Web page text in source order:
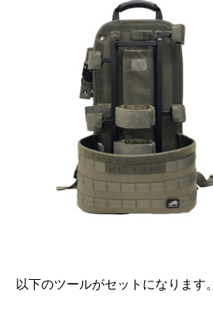
以下のツールがセットになります。